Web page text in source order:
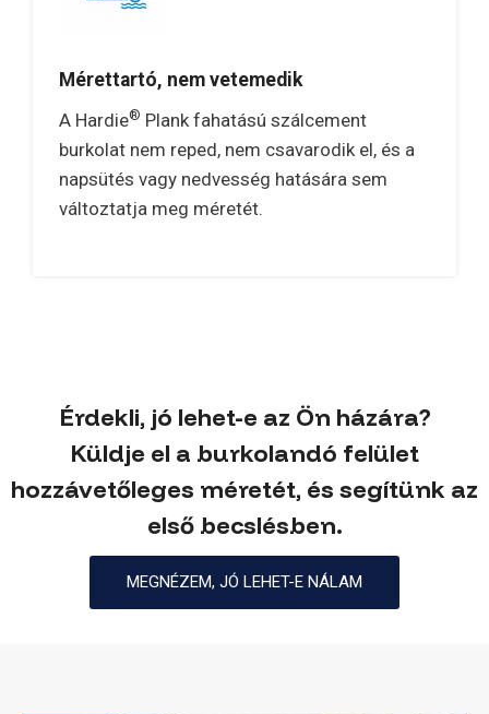
Mérettartó, nem vetemedik
A Hardie® Plank fahatású szálcement
burkolat nem reped, nem csavarodik el, és a
napsütés vagy nedvesség hatására sem
változtatja meg méretét.
Érdekli, jó lehet-e az Ön házára?
Küldje el a burkolandó felület
hozzávetőleges méretét, és segítünk az
első becslésben.
MEGNÉZEM, JÓ LEHET-E NÁLAM